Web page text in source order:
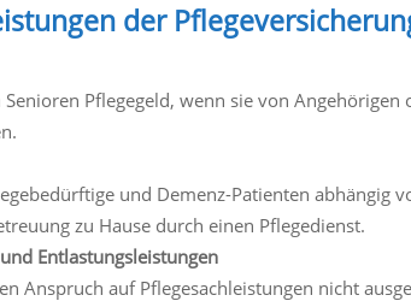
der
Senioren Pflegegeld, wenn sie von
und Demenz-Patienten abhängig
zu Hause durch einen Pflegedienst.
Entlastungsleistungen
Anspruch auf Pflegesachleistungen nicht